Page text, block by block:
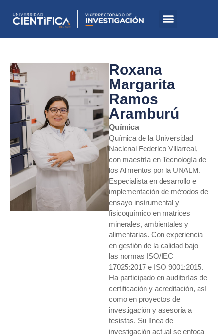
Roxana
Margarita
Ramos
Aramburú
Química
Química de la Universidad
Nacional Federico Villarreal,
con maestría en Tecnología de
los Alimentos por la UNALM.
Especialista en desarrollo e
implementación de métodos de
ensayo instrumental y
fisicoquímico en matrices
minerales, ambientales y
alimentarias. Con experiencia
en gestión de la calidad bajo
las normas ISO/IEC
17025:2017 e ISO 9001:2015.
Ha participado en auditorías de
certificación y acreditación, así
como en proyectos de
investigación y asesoría a
tesistas. Su línea de
investigación actual se enfoca